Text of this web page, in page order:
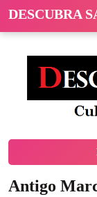
DESCUBRA
Antigo